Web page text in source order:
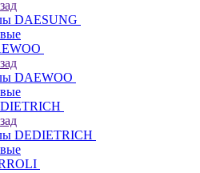
DAESUNG
DAEWOO
DEDIETRICH